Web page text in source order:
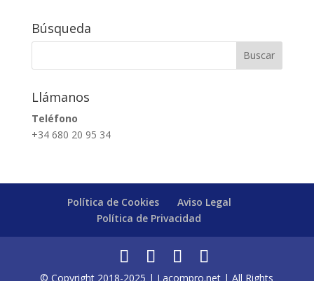
Búsqueda
Llámanos
Teléfono
+34 680 20 95 34
Política de Cookies
Aviso Legal
Política de Privacidad
© Copyright 2018-2025 | Lacompro.net | All Rights